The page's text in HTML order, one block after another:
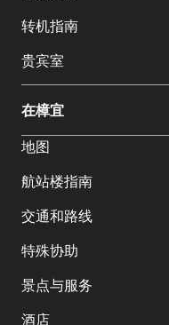
选
择
言:
转机指南
贵宾室
在樟宜
地图
航站楼指南
交通和路线
特殊协助
景点与服务
酒店